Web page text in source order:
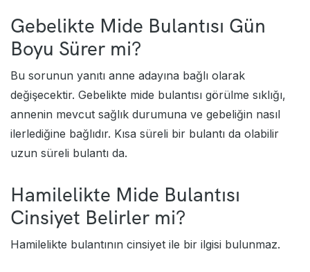
Gebelikte Mide Bulantısı Gün
Boyu Sürer mi?
Bu sorunun yanıtı anne adayına bağlı olarak
değişecektir. Gebelikte mide bulantısı görülme sıklığı,
annenin mevcut sağlık durumuna ve gebeliğin nasıl
ilerlediğine bağlıdır. Kısa süreli bir bulantı da olabilir
uzun süreli bulantı da.
Hamilelikte Mide Bulantısı
Cinsiyet Belirler mi?
Hamilelikte bulantının cinsiyet ile bir ilgisi bulunmaz.